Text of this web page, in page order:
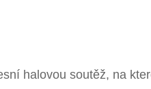
halovou soutěž, na